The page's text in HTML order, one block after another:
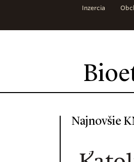
Inzercia
Najnovšie